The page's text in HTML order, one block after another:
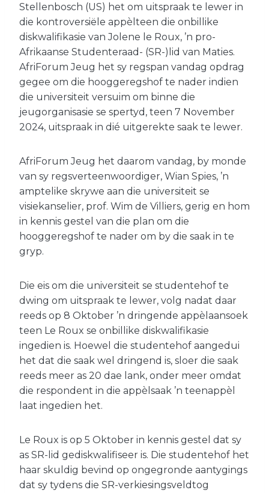
Stellenbosch (US) het om uitspraak te lewer in
die kontroversiële appèlteen die onbillike
diskwalifikasie van Jolene le Roux, ’n pro-
Afrikaanse Studenteraad- (SR-)lid van Maties.
AfriForum Jeug het sy regspan vandag opdrag
gegee om die hooggeregshof te nader indien
die universiteit versuim om binne die
jeugorganisasie se spertyd, teen 7 November
2024, uitspraak in dié uitgerekte saak te lewer.
AfriForum Jeug het daarom vandag, by monde
van sy regsverteenwoordiger, Wian Spies, ’n
amptelike skrywe aan die universiteit se
visiekanselier, prof. Wim de Villiers, gerig en hom
in kennis gestel van die plan om die
hooggeregshof te nader om by die saak in te
gryp.
Die eis om die universiteit se studentehof te
dwing om uitspraak te lewer, volg nadat daar
reeds op 8 Oktober ’n dringende appèlaansoek
teen Le Roux se onbillike diskwalifikasie
ingedien is. Hoewel die studentehof aangedui
het dat die saak wel dringend is, sloer die saak
reeds meer as 20 dae lank, onder meer omdat
die respondent in die appèlsaak ’n teenappèl
laat ingedien het.
Le Roux is op 5 Oktober in kennis gestel dat sy
as SR-lid gediskwalifiseer is. Die studentehof het
haar skuldig bevind op ongegronde aantygings
dat sy tydens die SR-verkiesingsveldtog